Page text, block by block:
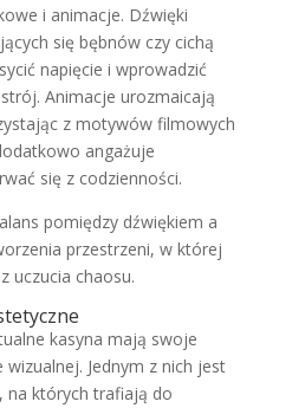
i animacje. Dźwięki
się bębnów czy cichą
napięcie i wprowadzić
Animacje urozmaicają
z motywów filmowych
angażuje
się z codzienności.
pomiędzy dźwiękiem a
przestrzeni, w której
uczucia chaosu.
kasyna mają swoje
Jednym z nich jest
na których trafiają do